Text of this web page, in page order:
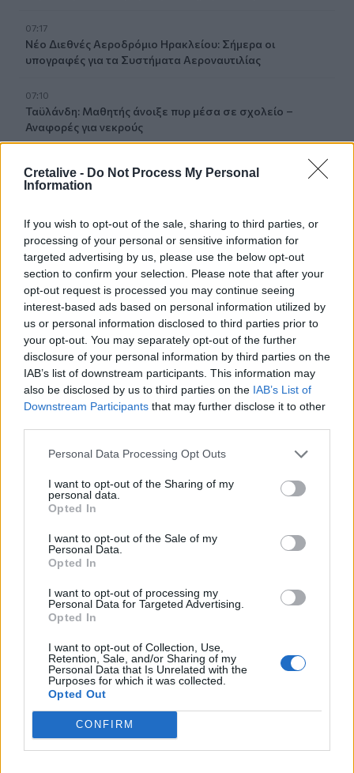
Cretalive - Do Not Process My Personal
Information
If you wish to opt-out of the sale, sharing to third parties, or
processing of your personal or sensitive information for
targeted advertising by us, please use the below opt-out
section to confirm your selection. Please note that after your
opt-out request is processed you may continue seeing
interest-based ads based on personal information utilized by
us or personal information disclosed to third parties prior to
your opt-out. You may separately opt-out of the further
disclosure of your personal information by third parties on the
IAB’s list of downstream participants. This information may
also be disclosed by us to third parties on the IAB’s List of
Downstream Participants that may further disclose it to other
Personal Data Processing Opt Outs
I want to opt-out of the Sharing of my
personal data.
Opted In
I want to opt-out of the Sale of my
Personal Data.
Opted In
I want to opt-out of processing my
Personal Data for Targeted Advertising.
Opted In
I want to opt-out of Collection, Use,
Retention, Sale, and/or Sharing of my
Personal Data that Is Unrelated with the
Purposes for which it was collected.
Opted Out
CONFIRM
07:17
Νέο Διεθνές Αεροδρόμιο Ηρακλείου: Σήμερα οι
υπογραφές για τα Συστήματα Αεροναυτιλίας
07:10
Ταϋλάνδη: Μαθητής άνοιξε πυρ μέσα σε σχολείο –
Αναφορές για νεκρούς
Υπόθεση Marfin: Ενώπιον της Δικαιοσύνης σήμερα η
46χρονη κατηγορούμενη για τη φονική επίθεση
06:57
Υψηλός και σήμερα ο κίνδυνος πυρκαγιάς στην Κρήτη
05:52
ΕΝΦΙΑ: Τα λάθη στις μεταβιβάσεις που φέρνουν
τσουχτερά πρόστιμα έως 1.000 ευρώ
04:41
Τα φρούτα που επιλέγουν 4 ενδοκρινολόγοι για καλύτερο
έλεγχο του σακχάρου
Το απολαυστικό βίντεο της Νατάσας Θεοδωρίδου με τη
μητέρα της
Ο έρωτας θα πρωταγωνιστήσει στη ζωή αυτών των
ζωδίων τον Αύγουστο
Καύσωνας στο γραφείο: Πόσο μπορεί να χαλαρώσει το
00:31
πρόληψη του πνιγμού
00:00
Ανατριχιαστικό βίντεο από τον σεισμό στην Ιαπωνία:
Γιατροί προστατεύουν με τα σώματά τους ασθενή την
ώρα του χειρουργείου